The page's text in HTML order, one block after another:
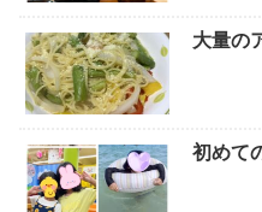
大量の
初めて